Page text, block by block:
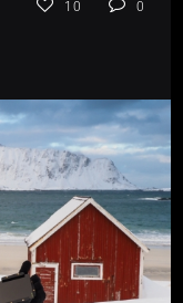
10 0